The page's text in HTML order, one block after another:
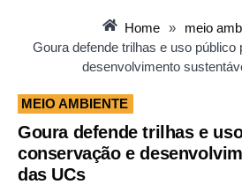
Home » meio
Goura defende trilhas e uso público
desenvolvimento
MEIO AMBIENTE
Goura defende trilhas e
conservação e
das UCs